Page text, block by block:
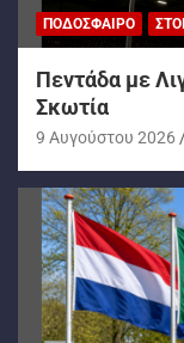
ΠΟΔΌΣΦΑΙΡΟ
Πεντάδα με
Σκωτία
9 Αυγούστου 2026